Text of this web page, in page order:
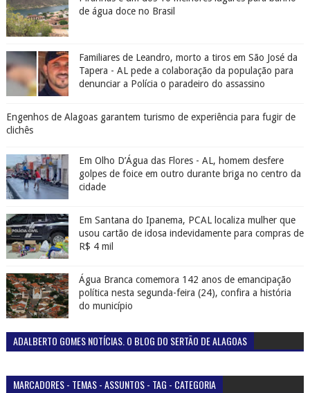
de água doce no Brasil
Familiares de Leandro, morto a tiros em São José da
Tapera - AL pede a colaboração da população para
denunciar a Polícia o paradeiro do assassino
Engenhos de Alagoas garantem turismo de experiência para fugir de
clichês
Em Olho D’Água das Flores - AL, homem desfere
golpes de foice em outro durante briga no centro da
cidade
Em Santana do Ipanema, PCAL localiza mulher que
usou cartão de idosa indevidamente para compras de
R$ 4 mil
Água Branca comemora 142 anos de emancipação
política nesta segunda-feira (24), confira a história
do município
ADALBERTO GOMES NOTÍCIAS. O BLOG DO SERTÃO DE ALAGOAS
MARCADORES - TEMAS - ASSUNTOS - TAG - CATEGORIA